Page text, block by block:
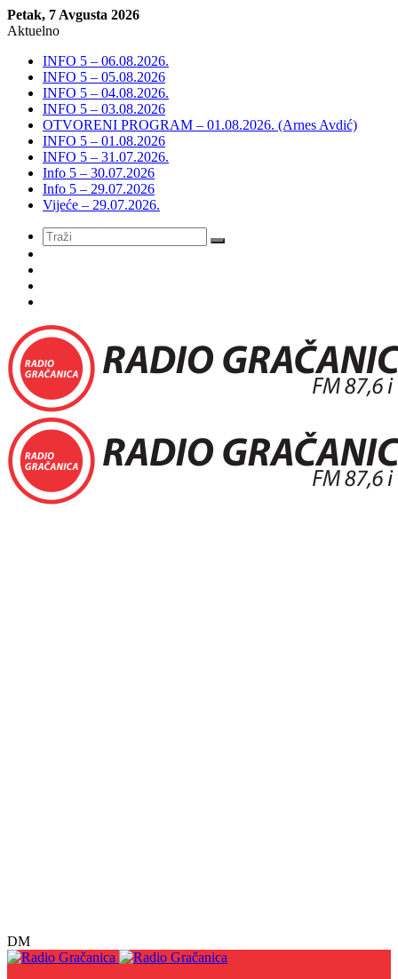
Petak, 7 Avgusta 2026
Aktuelno
INFO 5 – 06.08.2026.
INFO 5 – 05.08.2026
INFO 5 – 04.08.2026.
INFO 5 – 03.08.2026
OTVORENI PROGRAM – 01.08.2026. (Arnes Avdić)
INFO 5 – 01.08.2026
INFO 5 – 31.07.2026.
Info 5 – 30.07.2026
Info 5 – 29.07.2026
Vijeće – 29.07.2026.
Meni
DM